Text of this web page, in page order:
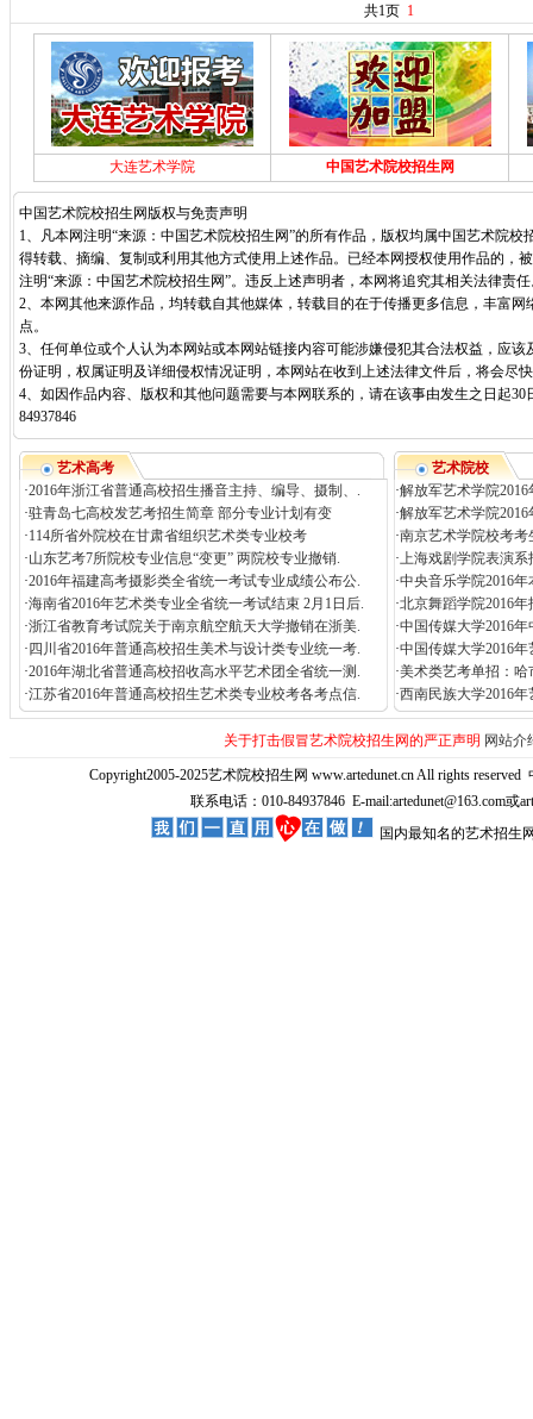
共1页 1
大连艺术学院 中国艺术院校招生网
中国艺术院校招生网版权与免责声明
1、凡本网注明“来源：中国艺术院校招生网”的所有作品，版权均属中国艺术院校
得转载、摘编、复制或利用其他方式使用上述作品。已经本网授权使用作品的，
注明“来源：中国艺术院校招生网”。违反上述声明者，本网将追究其相关法律责
2、本网其他来源作品，均转载自其他媒体，转载目的在于传播更多信息，丰富
点。
3、任何单位或个人认为本网站或本网站链接内容可能涉嫌侵犯其合法权益，应
份证明，权属证明及详细侵权情况证明，本网站在收到上述法律文件后，将会尽
4、如因作品内容、版权和其他问题需要与本网联系的，请在该事由发生之日起30
84937846
艺术高考
·2016年浙江省普通高校招生播音主持、编导、摄制、.
·驻青岛七高校发艺考招生简章 部分专业计划有变
·114所省外院校在甘肃省组织艺术类专业校考
·山东艺考7所院校专业信息“变更” 两院校专业撤销.
·2016年福建高考摄影类全省统一考试专业成绩公布公.
·海南省2016年艺术类专业全省统一考试结束 2月1日后.
·浙江省教育考试院关于南京航空航天大学撤销在浙美.
· 四川省2016年普通高校招生美术与设计类专业统一考.
·2016年湖北省普通高校招收高水平艺术团全省统一测.
·江苏省2016年普通高校招生艺术类专业校考各考点信.
艺术院校
·解放军艺术学院
·解放军艺术学院
·南京艺术学院校考考
·上海戏剧学院表演系
·中央音乐学院2016
·北京舞蹈学院2016
·中国传媒大学2016
·中国传媒大学2016
·美术类艺考单招：哈
·西南民族大学2016
关于打击假冒艺术院校招生网的严正声明 网站介
Copyright2005-2025艺术院校招生网 www.artedunet.cn All rights reserved
联系电话：010-84937846 E-mail:artedunet@163.com或
国内最知名的艺术招生